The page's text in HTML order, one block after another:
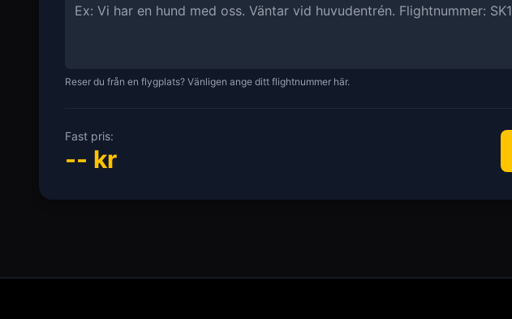
Reser du från en flygplats? Vänligen ange ditt flightnummer här.
Fast pris:
-- kr